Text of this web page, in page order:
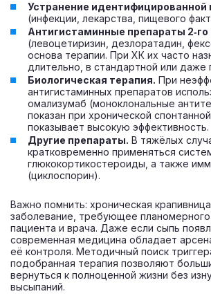
Устранение идентифицированной
(инфекции, лекарства, пищевого
Антигистаминные препараты 2‑го
(левоцетиризин, дезлоратадин,
основа терапии. При ХК их часто
длительно, в стандартной или
Биологическая терапия. При
антигистаминных препаратов
омализумаб (моноклональные
показан при хронической
показывает высокую эффективность.
Другие препараты. В тяжёлых
кратковременно применяться
глюкокортикостероиды, а также
(циклоспорин).
Важно помнить: хроническая
заболевание, требующее
пациента и врача. Даже если сыпь
современная медицина обладает
её контроля. Методичный поиск
подобранная терапия позволяют
вернуться к полноценной жизни без
высыпаний.